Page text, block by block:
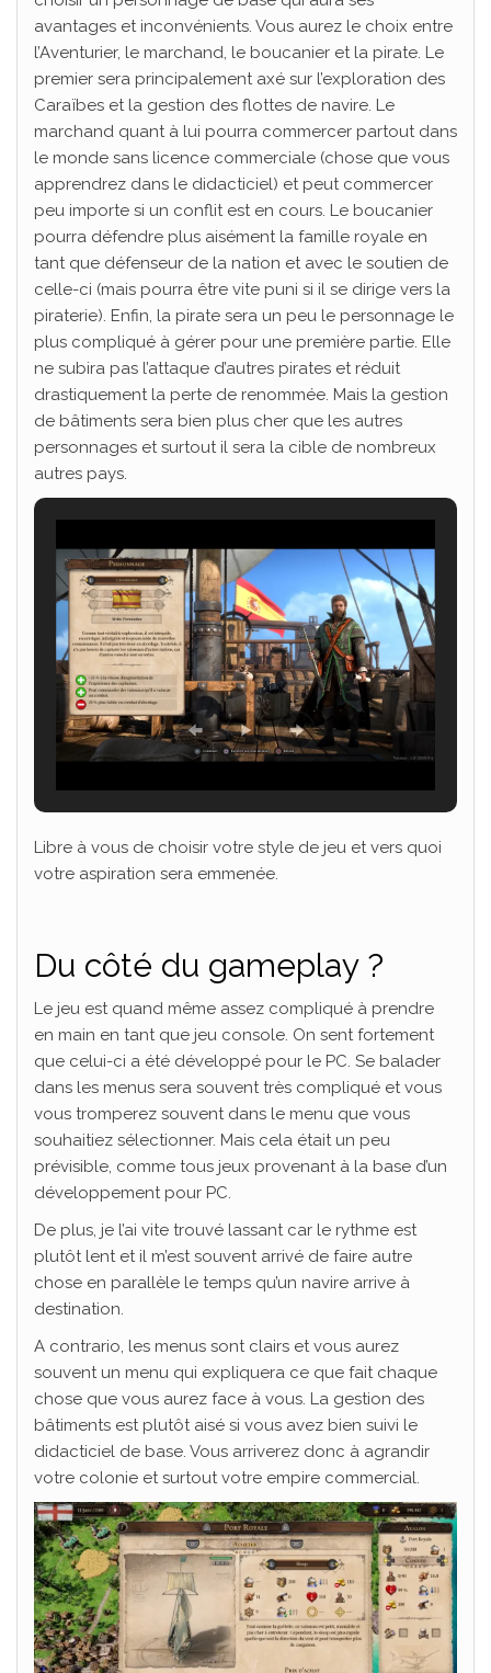
avantages et inconvénients. Vous aurez le choix entre
l’Aventurier, le marchand, le boucanier et la pirate. Le
premier sera principalement axé sur l’exploration des
Caraïbes et la gestion des flottes de navire. Le
marchand quant à lui pourra commercer partout dans
le monde sans licence commerciale (chose que vous
apprendrez dans le didacticiel) et peut commercer
peu importe si un conflit est en cours. Le boucanier
pourra défendre plus aisément la famille royale en
tant que défenseur de la nation et avec le soutien de
celle-ci (mais pourra être vite puni si il se dirige vers la
piraterie). Enfin, la pirate sera un peu le personnage le
plus compliqué à gérer pour une première partie. Elle
ne subira pas l’attaque d’autres pirates et réduit
drastiquement la perte de renommée. Mais la gestion
de bâtiments sera bien plus cher que les autres
personnages et surtout il sera la cible de nombreux
autres pays.
Libre à vous de choisir votre style de jeu et vers quoi
votre aspiration sera emmenée.
Du côté du gameplay ?
Le jeu est quand même assez compliqué à prendre
en main en tant que jeu console. On sent fortement
que celui-ci a été développé pour le PC. Se balader
dans les menus sera souvent très compliqué et vous
vous tromperez souvent dans le menu que vous
souhaitiez sélectionner. Mais cela était un peu
prévisible, comme tous jeux provenant à la base d’un
développement pour PC.
De plus, je l’ai vite trouvé lassant car le rythme est
plutôt lent et il m’est souvent arrivé de faire autre
chose en parallèle le temps qu’un navire arrive à
destination.
A contrario, les menus sont clairs et vous aurez
souvent un menu qui expliquera ce que fait chaque
chose que vous aurez face à vous. La gestion des
bâtiments est plutôt aisé si vous avez bien suivi le
didacticiel de base. Vous arriverez donc à agrandir
votre colonie et surtout votre empire commercial.